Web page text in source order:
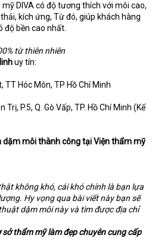
DIVA có độ tương thích với môi cao,
kích ứng, Từ đó, giúp khách hàng
độ bền cao nhất.
từ thiên nhiên
uy tín:
TT Hóc Môn, TP Hồ Chí Minh
Trị, P.5, Q. Gò Vấp, TP. Hồ Chí Minh (Kế
dặm môi thành công tại Viện thẩm mỹ
không khó, cái khó chính là bạn lựa
Hy vọng qua bài viết này bạn sẽ
dặm môi này và tìm được địa chỉ
sở thẩm mỹ làm đẹp chuyên cung cấp